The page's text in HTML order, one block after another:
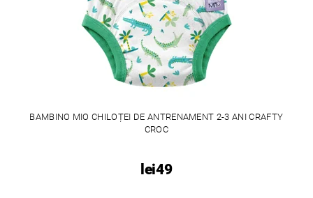
BAMBINO MIO CHILOȚEI DE ANTRENAMENT 2-3 ANI CRAFTY
CROC
lei49